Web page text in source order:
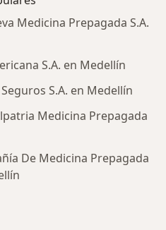
Medicina Prepagada S.A.
S.A. en Medellín
S.A. en Medellín
Medicina Prepagada
De Medicina Prepagada